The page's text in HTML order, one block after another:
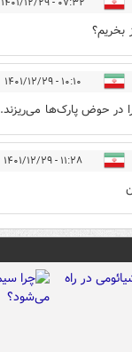
بخریم؟
۱۰:۱۰ - ۱۴۰۱/۱۲/۲۹
در حوض پارک‌ها می‌ریزند.
۱۱:۲۸ - ۱۴۰۱/۱۲/۲۹